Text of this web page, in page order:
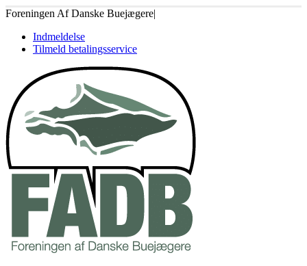
Foreningen Af Danske Buejægere|
Indmeldelse
Tilmeld betalingsservice